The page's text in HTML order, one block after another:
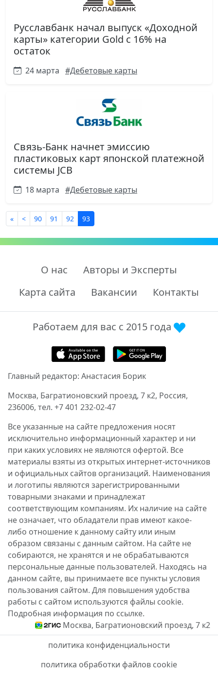
Русславбанк начал выпуск «Доходной
карты» категории Gold с 16% на
остаток
24 марта #Дебетовые карты
Связь-Банк начнет эмиссию
пластиковых карт японской платежной
системы JCB
18 марта #Дебетовые карты
« < 90 91 92 93
О нас
Авторы и Эксперты
Карта сайта
Вакансии Контакты
Работаем для вас с 2015 года
Главный редактор: Анастасия Борик
Москва, Багратионовский проезд, 7 к2, Россия,
236006, тел. +7 401 232-02-47
Все указанные на сайте предложения носят
исключительно информационный характер и ни
при каких условиях не являются офертой. Все
материалы взяты из открытых интернет-источников
и официальных сайтов организаций. Наименования
и логотипы являются зарегистрированными
товарными знаками и принадлежат
соответствующим компаниям. Их наличие на сайте
не означает, что обладатели прав имеют какое-
либо отношение к данному сайту или иным
образом связаны с данным сайтом. На сайте не
собираются, не хранятся и не обрабатываются
персональные данные пользователей. Находясь на
данном сайте, вы принимаете все пункты условия
пользования сайтом. Для повышения удобства
работы с сайтом используются файлы cookie.
Подробная информация по ссылке.
Москва, Багратионовский проезд, 7 к2
политика конфиденциальности
политика обработки файлов cookie